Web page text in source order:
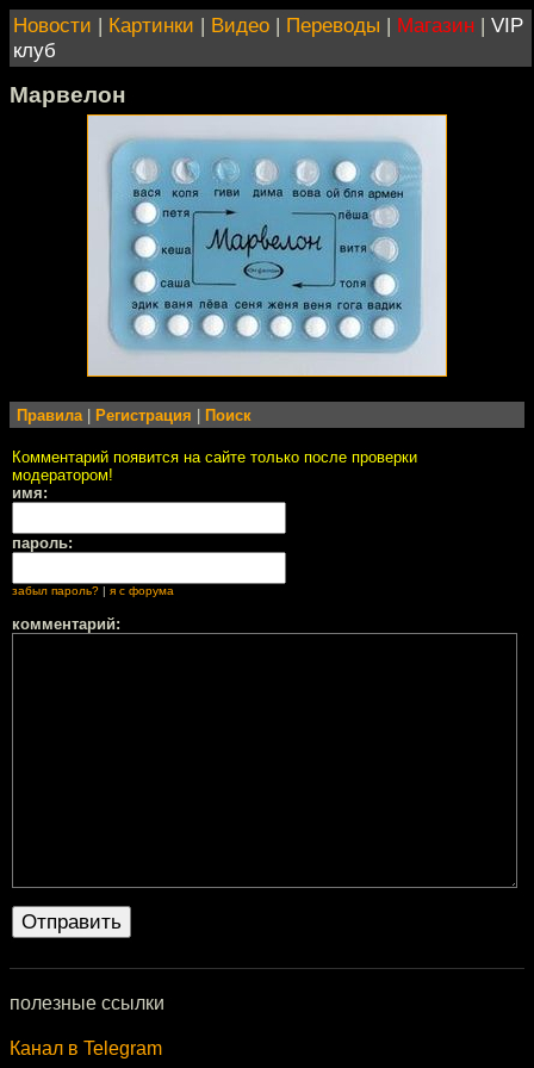
Новости | Картинки | Видео | Переводы | Магазин | VIP
клуб
Марвелон
Правила Регистрация Поиск
Комментарий появится на сайте только после проверки
модератором!
имя:
пароль:
забыл пароль? | я с форума
комментарий:
полезные ссылки
Канал в Telegram